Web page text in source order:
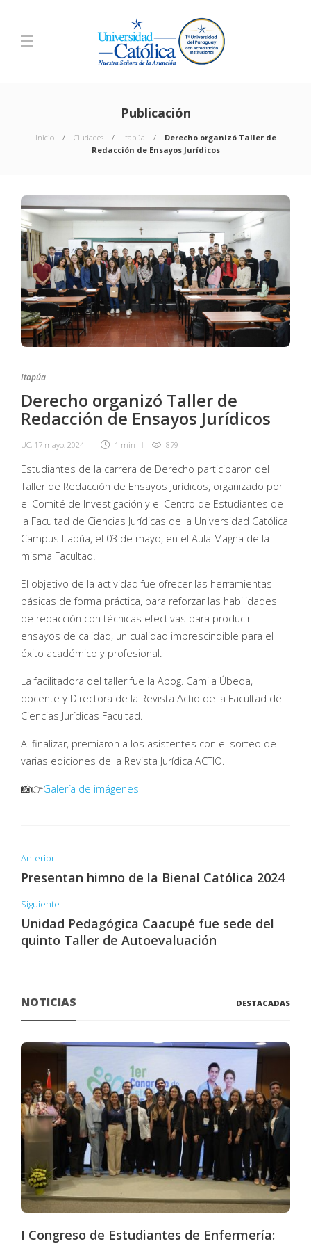
Publicación
Inicio Ciudades Itapúa
Derecho organizó Taller de
Redacción de Ensayos Jurídicos
Itapúa
Derecho organizó Taller de
Redacción de Ensayos Jurídicos
UC, 17 mayo, 2024 1 min 879
Estudiantes de la carrera de Derecho participaron del
Taller de Redacción de Ensayos Jurídicos, organizado por
el Comité de Investigación y el Centro de Estudiantes de
la Facultad de Ciencias Jurídicas de la Universidad Católica
Campus Itapúa, el 03 de mayo, en el Aula Magna de la
misma Facultad.
El objetivo de la actividad fue ofrecer las herramientas
básicas de forma práctica, para reforzar las habilidades
de redacción con técnicas efectivas para producir
ensayos de calidad, un cualidad imprescindible para el
éxito académico y profesional.
La facilitadora del taller fue la Abog. Camila Úbeda,
docente y Directora de la Revista Actio de la Facultad de
Ciencias Jurídicas Facultad.
Al finalizar, premiaron a los asistentes con el sorteo de
varias ediciones de la Revista Jurídica ACTIO.
📸👉Galería de imágenes
Anterior
Presentan himno de la Bienal Católica 2024
Siguiente
Unidad Pedagógica Caacupé fue sede del
quinto Taller de Autoevaluación
NOTICIAS DESTACADAS
I Congreso de Estudiantes de Enfermería: